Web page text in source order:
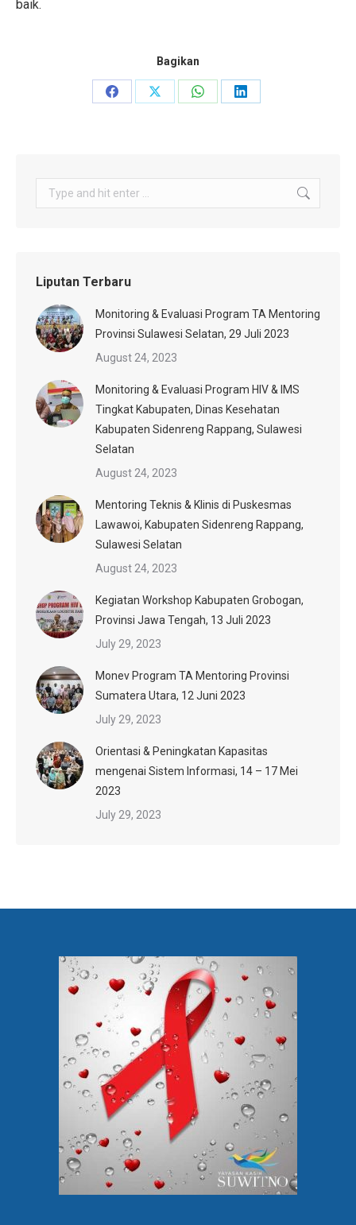
baik.
Bagikan
Share
Share
Share
Share
Search:
Liputan Terbaru
Monitoring & Evaluasi Program TA Mentoring
Provinsi Sulawesi Selatan, 29 Juli 2023
August 24, 2023
Monitoring & Evaluasi Program HIV & IMS
Tingkat Kabupaten, Dinas Kesehatan
Kabupaten Sidenreng Rappang, Sulawesi
Selatan
August 24, 2023
Mentoring Teknis & Klinis di Puskesmas
Lawawoi, Kabupaten Sidenreng Rappang,
Sulawesi Selatan
August 24, 2023
Kegiatan Workshop Kabupaten Grobogan,
Provinsi Jawa Tengah, 13 Juli 2023
July 29, 2023
Monev Program TA Mentoring Provinsi
Sumatera Utara, 12 Juni 2023
July 29, 2023
Orientasi & Peningkatan Kapasitas
mengenai Sistem Informasi, 14 – 17 Mei
2023
July 29, 2023